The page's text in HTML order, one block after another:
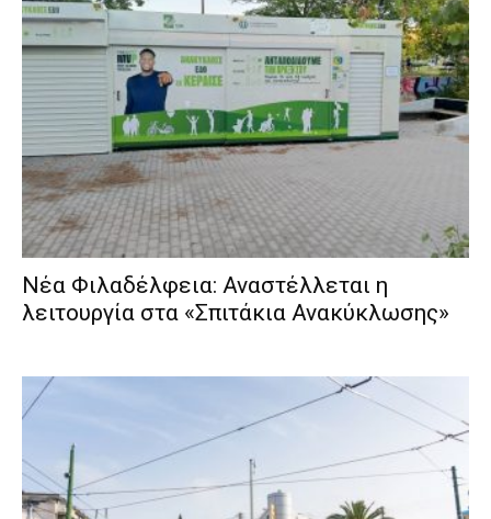
Νέα Φιλαδέλφεια: Αναστέλλεται η
λειτουργία στα «Σπιτάκια Ανακύκλωσης»